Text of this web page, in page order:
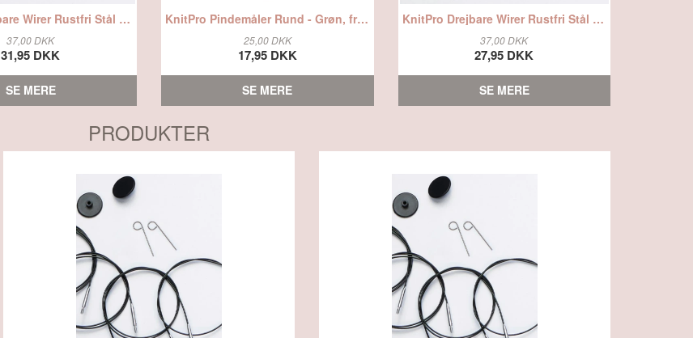
KnitPro Drejbare Wirer Rustfri Stål Sort - 60, fra Knitpro
37,00 DKK
31,95 DKK
SE MERE
KnitPro Pindemåler Rund - Grøn, fra Knitpro
25,00 DKK
17,95 DKK
SE MERE
KnitPro Drejbare Wirer Rustfri Stål Sort - 40, fra Knitpro
37,00 DKK
27,95 DKK
SE MERE
PRODUKTER